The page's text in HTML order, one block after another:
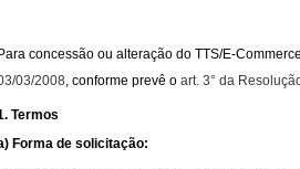
concessão ou alteração do TTS/E-
03/2008, conforme prevê o art. 3° da
Termos
Forma de solicitação: